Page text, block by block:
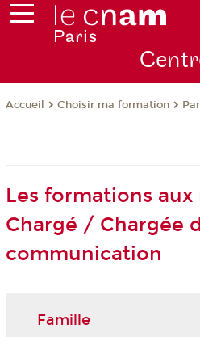
Accueil Choisir ma formation
Les formations
Chargé / Chargée
communication
Famille